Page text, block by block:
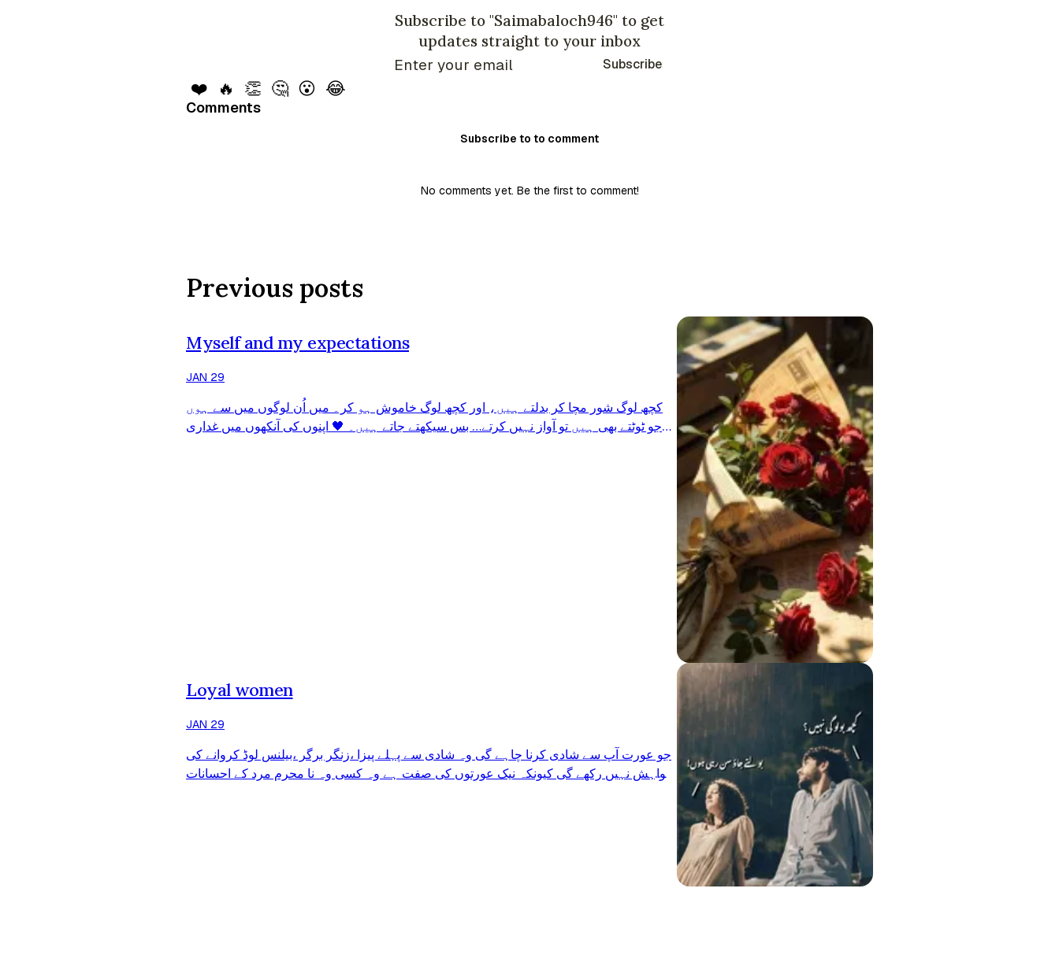
Subscribe to "Saimabaloch946" to get
updates straight to your inbox
Subscribe
❤️ 🔥 👏 🤔 😮 😂
Comments
Subscribe to to comment
No comments yet. Be the first to comment!
Previous posts
Myself and my expectations
JAN 29
کچھ لوگ شور مچا کر بدلتے ہیں، اور کچھ لوگ خاموش ہو کر۔ میں اُن لوگوں میں سے ہوں
جو ٹوٹتے بھی ہیں تو آواز نہیں کرتے… بس سیکھتے جاتے ہیں۔ 🖤 اپنوں کی آنکھوں میں غداری
Loyal women
JAN 29
جو عورت آپ سے شادی کرنا چاہے گی وہ شادی سے پہلے پیزا ،زنگر برگر ،بیلنس لوڈ کروانے کی
خواہش نہیں رکھے گی کیونکہ نیک عورتوں کی صفت ہے وہ کسی وہ نا محرم مرد کے احسانات